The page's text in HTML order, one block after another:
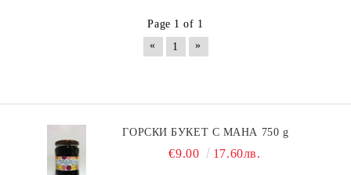
Page 1 of 1
«
1 »
ГОРСКИ БУКЕТ С МАНА 750 g
€9.00 17.60лв.